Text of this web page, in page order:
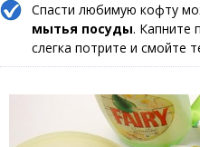
Спасти любимую кофту
мытья посуды. Капните
слегка потрите и смойте